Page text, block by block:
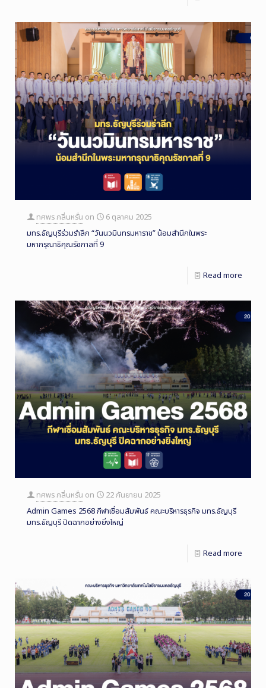
ทศพร กลิ่นหรั่น on
6 ตุลาคม 2025
มทร.ธัญบุรีร่วมรำลึก “วันนวมินทรมหาราช” น้อมสำนึกในพระ
มหากรุณาธิคุณรัชกาลที่ 9
Read more
ทศพร กลิ่นหรั่น on
22 กันยายน 2025
Admin Games 2568 กีฬาเชื่อมสัมพันธ์ คณะบริหารธุรกิจ มทร.ธัญบุรี
มทร.ธัญบุรี ปิดฉากอย่างยิ่งใหญ่
Read more